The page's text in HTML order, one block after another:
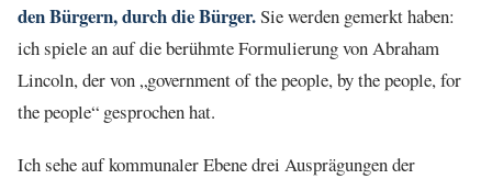
den Bürgern, durch die Bürger.Sie werden gemerkt haben:
ich spiele an auf die berühmte Formulierung von Abraham
Lincoln, der von „government of the people, by the people, for
the people“ gesprochen hat.
Ich sehe auf kommunaler Ebene drei Ausprägungen der